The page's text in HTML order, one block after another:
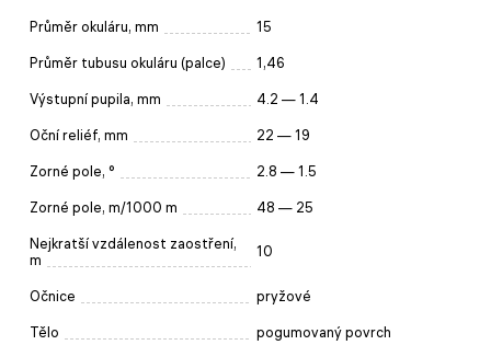
Průměr okuláru, mm 15
Průměr tubusu okuláru (palce) 1,46
Výstupní pupila, mm 4.2 — 1.4
Oční reliéf, mm 22 — 19
Zorné pole, ° 2.8 — 1.5
Zorné pole, m/1000 m 48 — 25
Nejkratší vzdálenost zaostření,
m
10
Očnice pryžové
Tělo pogumovaný povrch